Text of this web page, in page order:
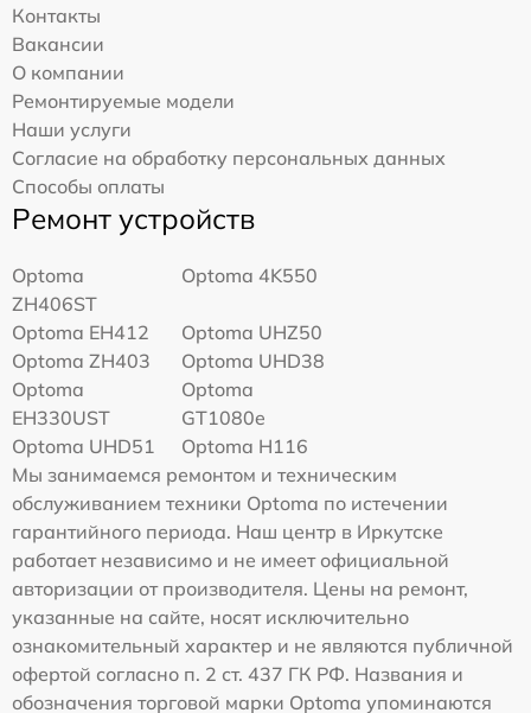
Контакты
Вакансии
О компании
Ремонтируемые модели
Наши услуги
Согласие на обработку персональных данных
Способы оплаты
Ремонт устройств
Optoma
ZH406ST
Optoma 4K550
Optoma EH412
Optoma UHZ50
Optoma ZH403
Optoma UHD38
Optoma
EH330UST
Optoma
GT1080e
Optoma UHD51
Optoma H116
Мы занимаемся ремонтом и техническим
обслуживанием техники Optoma по истечении
гарантийного периода. Наш центр в Иркутске
работает независимо и не имеет официальной
авторизации от производителя. Цены на ремонт,
указанные на сайте, носят исключительно
ознакомительный характер и не являются публичной
офертой согласно п. 2 ст. 437 ГК РФ. Названия и
обозначения торговой марки Optoma упоминаются